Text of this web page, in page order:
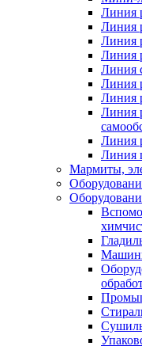
Линия
Линия
Линия
Линия
Линия
Линия
Линия
Линия
Линия
Линия
Мармиты,